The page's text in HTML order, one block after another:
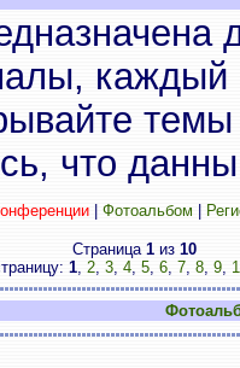
что
Фотоальбом
Страница1 из10
1, 2, 3, 4, 5, 6, 7, 8, 9,